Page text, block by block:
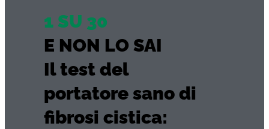
1 SU 30
E NON LO SAI
Il test del
portatore sano di
fibrosi cistica: